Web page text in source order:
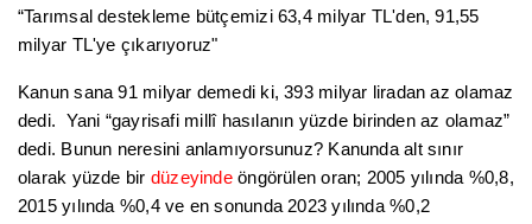
“Tarımsal destekleme bütçemizi 63,4 milyar TL'den, 91,55
milyar TL'ye çıkarıyoruz"
Kanun sana 91 milyar demedi ki, 393 milyar liradan az olamaz
dedi. Yani “gayrisafi millî hasılanın yüzde birinden az olamaz”
dedi. Bunun neresini anlamıyorsunuz? Kanunda alt sınır
olarak yüzde bir düzeyindeöngörülen oran; 2005 yılında %0,8,
2015 yılında %0,4 ve en sonunda 2023 yılında %0,2